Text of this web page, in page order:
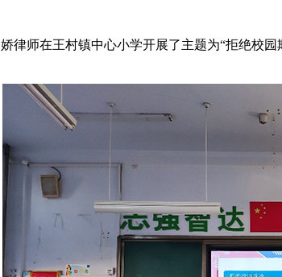
律师在王村镇中心小学开展了主题为“拒绝校